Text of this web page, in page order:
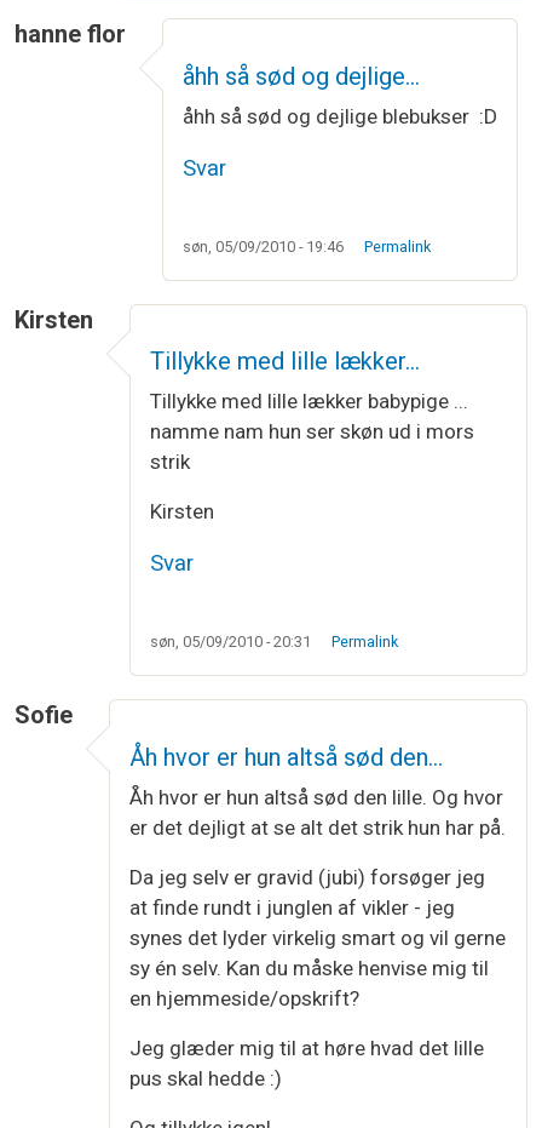
hanne flor
åhh så sød og dejlige…
åhh så sød og dejlige blebukser :D
Svar
søn, 05/09/2010 - 19:46 Permalink
Kirsten
Tillykke med lille lækker…
Tillykke med lille lækker babypige ...
namme nam hun ser skøn ud i mors
strik
Kirsten
Svar
søn, 05/09/2010 - 20:31 Permalink
Sofie
Åh hvor er hun altså sød den…
Åh hvor er hun altså sød den lille. Og hvor
er det dejligt at se alt det strik hun har på.
Da jeg selv er gravid (jubi) forsøger jeg
at finde rundt i junglen af vikler - jeg
synes det lyder virkelig smart og vil gerne
sy én selv. Kan du måske henvise mig til
en hjemmeside/opskrift?
Jeg glæder mig til at høre hvad det lille
pus skal hedde :)